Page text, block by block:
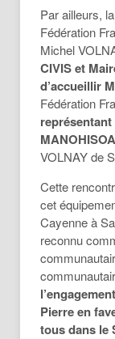
Par ailleurs,
Fédération
Michel
CIVIS et
d’accueillir
Fédération
VOLNAY de
Cette
cet
Cayenne à
reconnu
Pierre en
tous dans le